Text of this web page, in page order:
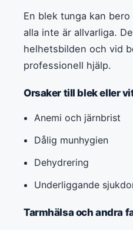
En blek tunga kan
alla inte är allvarliga.
helhetsbilden och vid
professionell hjälp.
Orsaker till blek eller
Anemi och järnbrist
Dålig munhygien
Dehydrering
Underliggande
Tarmhälsa och andra